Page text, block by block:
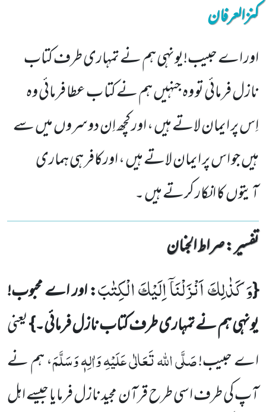
کنزالعرفان
اور اے حبیب!یونہی ہم نے تمہاری طرف کتاب
نازل فرمائی تو وہ جنہیں ہم نے کتا ب عطا فرمائی وہ
اِس پر ایمان لاتے ہیں ، اور کچھ اِن دوسروں میں سے
ہیں جو اس پر ایمان لاتے ہیں ، اورکافر ہی ہماری
آیتوں کا انکار کرتے ہیں ۔
تفسیر : ‎صراط الجنان
{وَ كَذٰلِكَ اَنْزَلْنَاۤ اِلَیْكَ الْكِتٰبَ: اور اے محبوب!
یونہی ہم نے تمہاری طرف کتاب نازل فرمائی۔}یعنی
اےحبیب!صَلَّی اللہ تَعَالٰی عَلَیْہِ وَاٰلِہٖ وَسَلَّمَ،ہم نے
آپ کی طرف اسی طرح قرآن مجید نازل فرمایا جیسے اہل